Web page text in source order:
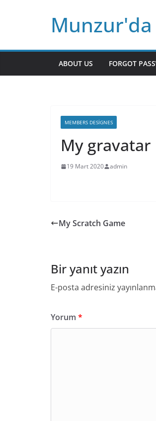
Munzur'da
ABOUT US FORGOT
MEMBERS DESIGNES
My gravatar
19 Mart 2020 admin
My Scratch Game
Bir yanıt yazın
E-posta adresiniz
Yorum *